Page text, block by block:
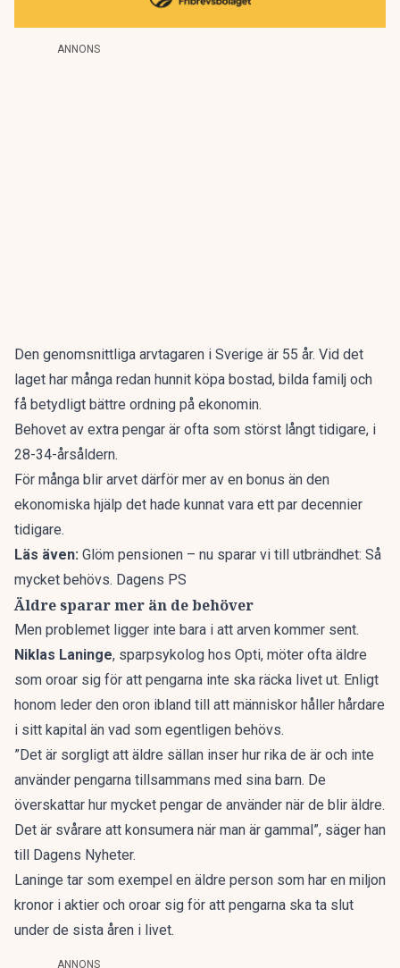
ANNONS
Den genomsnittliga arvtagaren i Sverige är 55 år. Vid det
laget har många redan hunnit köpa bostad, bilda familj och
få betydligt bättre ordning på ekonomin.
Behovet av extra pengar är ofta som störst långt tidigare, i
28-34-årsåldern.
För många blir arvet därför mer av en bonus än den
ekonomiska hjälp det hade kunnat vara ett par decennier
tidigare.
Läs även: Glöm pensionen – nu sparar vi till utbrändhet: Så
mycket behövs. Dagens PS
Äldre sparar mer än de behöver
Men problemet ligger inte bara i att arven kommer sent.
Niklas Laninge, sparpsykolog hos Opti, möter ofta äldre
som oroar sig för att pengarna inte ska räcka livet ut. Enligt
honom leder den oron ibland till att människor håller hårdare
i sitt kapital än vad som egentligen behövs.
”Det är sorgligt att äldre sällan inser hur rika de är och inte
använder pengarna tillsammans med sina barn. De
överskattar hur mycket pengar de använder när de blir äldre.
Det är svårare att konsumera när man är gammal”, säger han
till Dagens Nyheter.
Laninge tar som exempel en äldre person som har en miljon
kronor i aktier och oroar sig för att pengarna ska ta slut
under de sista åren i livet.
ANNONS